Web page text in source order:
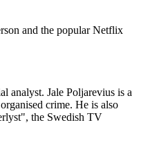
and the popular Netflix
analyst. Jale Poljarevius is a
crime. He is also
the Swedish TV